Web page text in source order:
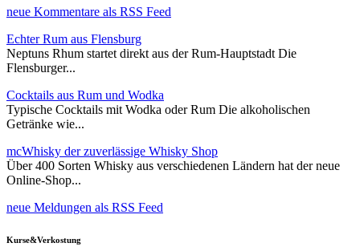
neue Kommentare als RSS Feed
Echter Rum aus Flensburg
Neptuns Rhum startet direkt aus der Rum-Hauptstadt Die
Flensburger...
Cocktails aus Rum und Wodka
Typische Cocktails mit Wodka oder Rum Die alkoholischen
Getränke wie...
mcWhisky der zuverlässige Whisky Shop
Über 400 Sorten Whisky aus verschiedenen Ländern hat der neue
Online-Shop...
neue Meldungen als RSS Feed
Kurse&Verkostung